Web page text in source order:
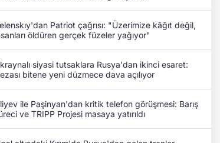
Patriot çağrısı: "Üzerimize kâğıt değil,
öldüren gerçek füzeler yağıyor"
siyasi tutsaklara Rusya'dan ikinci esaret:
bitene yeni düzmece dava açılıyor
ile Paşinyan'dan kritik telefon görüşmesi: Barış
ve TRIPP Projesi masaya yatırıldı